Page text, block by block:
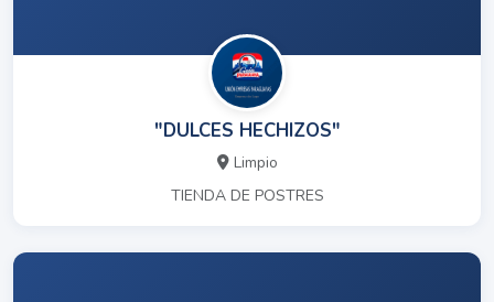
"DULCES HECHIZOS"
Limpio
TIENDA DE POSTRES